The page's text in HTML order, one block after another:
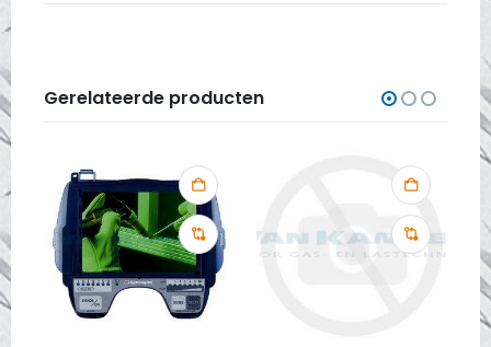
Gerelateerde producten